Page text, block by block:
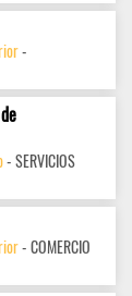
-
- SERVICIOS
- COMERCIO